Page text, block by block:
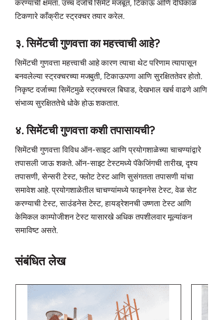
करण्याची क्षमता. उच्च दर्जाचे सिमेंट मजबूत, टिकाऊ आणि दीर्घकाळ
टिकणारे काँक्रीट स्ट्रक्चर तयार करेल.
३. सिमेंटची गुणवत्ता का महत्त्वाची आहे?
सिमेंटची गुणवत्ता महत्त्वाची आहे कारण त्याचा थेट परिणाम त्यापासून
बनवलेल्या स्ट्रक्चरच्या मजबुती, टिकाऊपणा आणि सुरक्षिततेवर होतो.
निकृष्ट दर्जाच्या सिमेंटमुळे स्ट्रक्चरल बिघाड, देखभाल खर्च वाढणे आणि
संभाव्य सुरक्षिततेचे धोके होऊ शकतात.
४. सिमेंटची गुणवत्ता कशी तपासायची?
सिमेंटची गुणवत्ता विविध ऑन-साइट आणि प्रयोगशाळेच्या चाचण्यांद्वारे
तपासली जाऊ शकते. ऑन-साइट टेस्टमध्ये पॅकेजिंगची तारीख, दृश्य
तपासणी, सेन्सरी टेस्ट, फ्लोट टेस्ट आणि सुसंगतता तपासणी यांचा
समावेश आहे. प्रयोगशाळेतील चाचण्यांमध्ये फाइननेस टेस्ट, वेळ सेट
करण्याची टेस्ट, साउंडनेस टेस्ट, हायड्रेशनची उष्णता टेस्ट आणि
केमिकल काम्पोजीशन टेस्ट यासारखे अधिक तपशीलवार मूल्यांकन
समाविष्ट असते.
संबंधित लेख